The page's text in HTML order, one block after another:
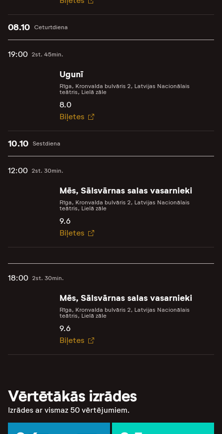
Ceturtdiena
08.10
19:00 2st. 45min.
Ugunī
Rīga, Kronvalda bulvāris 2, Latvijas Nacionālais
teātris, Lielā zāle
8.0
Biļetes
Sestdiena
10.10
12:00 2st. 30min.
Mēs, Sālsvārnas salas vasarnieki
Rīga, Kronvalda bulvāris 2, Latvijas Nacionālais
teātris, Lielā zāle
9.6
Biļetes
18:00 2st. 30min.
Mēs, Sālsvārnas salas vasarnieki
Rīga, Kronvalda bulvāris 2, Latvijas Nacionālais
teātris, Lielā zāle
9.6
Biļetes
Vērtētākās izrādes
Izrādes ar vismaz 50 vērtējumiem.